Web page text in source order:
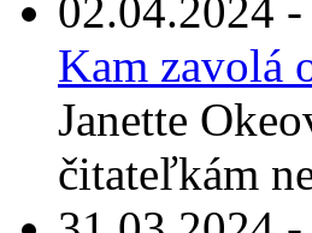
02.04.2024
Kam zavolá
Janette
čitateľkám